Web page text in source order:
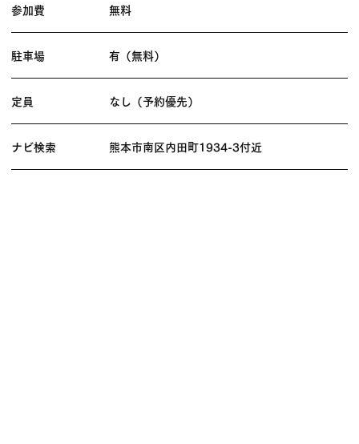
参加費 無料
駐車場 有（無料）
定員 なし（予約優先）
ナビ検索 熊本市南区内田町1934-3付近